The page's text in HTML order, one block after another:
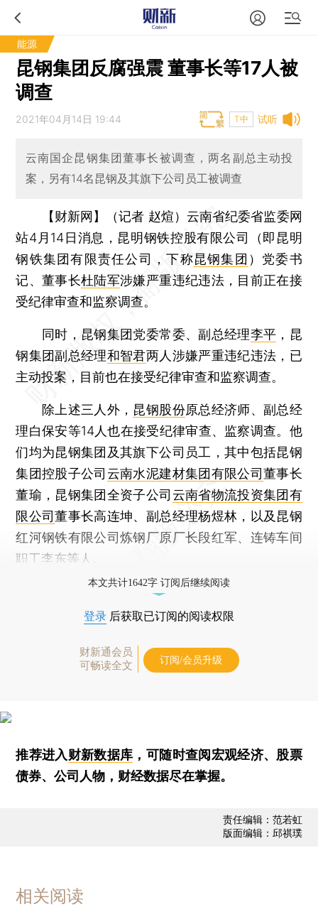
能源
昆钢集团反腐强震 董事长等17人被
调查
试听
2021年04月14日 19:44 T中
云南国企昆钢集团董事长被调查，两名副总主动投
案，另有14名昆钢及其旗下公司员工被调查
【财新网】（记者 赵煊） 云南省纪委省监委网
站4月14日消息，昆明钢铁控股有限公司（即昆明
钢铁集团有限责任公司，下称昆钢集团 ）党委书
记、董事长杜陆军涉嫌严重违纪违法，目前正在接
受纪律审查和监察调查。
同时，昆钢集团党委常委、副总经理李平 ，昆
钢集团副总经理和智君两人涉嫌严重违纪违法，已
主动投案，目前也在接受纪律审查和监察调查。
除上述三人外， 昆钢股份原总经济师、副总经
理白保安等14人也在接受纪律审查、监察调查。他
们均为昆钢集团及其旗下公司员工，其中包括昆钢
集团控股子公司 云南水泥建材集团有限公司董事长
董瑜，昆钢集团全资子公司 云南省物流投资集团有
限公司董事长高连坤、副总经理杨煜林，以及昆钢
红河钢铁有限公司炼钢厂原厂长段红军、连铸车间
职工李东等人。
本文共计1642字 订阅后继续阅读
登录 后获取已订阅的阅读权限
财新通会员
可畅读全文
订阅/会员升级
推荐进入财新数据库 ，可随时查阅宏观经济、股票
债券、公司人物，财经数据尽在掌握。
责任编辑：范若虹
版面编辑：邱祺璞
相关阅读